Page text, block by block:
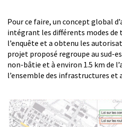
Pour ce faire, un concept global
intégrant les différents modes de
l’enquête et a obtenu les
projet proposé regroupe au sud-
non-bâtie et à environ 1.5 km de
l’ensemble des infrastructures et